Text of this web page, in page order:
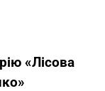
«Лісова